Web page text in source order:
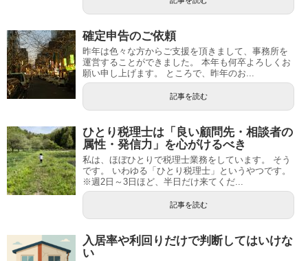
確定申告のご依頼
昨年は色々な方からご支援を頂きまして、事務所を
運営することができました。 本年も何卒よろしくお
願い申し上げます。 ところで、昨年のお...
記事を読む
ひとり税理士は「良い顧問先・相談者の
属性・発信力」を心がけるべき
私は、ほぼひとりで税理士業務をしています。 そう
です。 いわゆる「ひとり税理士」というやつです。
※週2日～3日ほど、半日だけ来てくだ...
記事を読む
入居率や利回りだけで判断してはいけな
い